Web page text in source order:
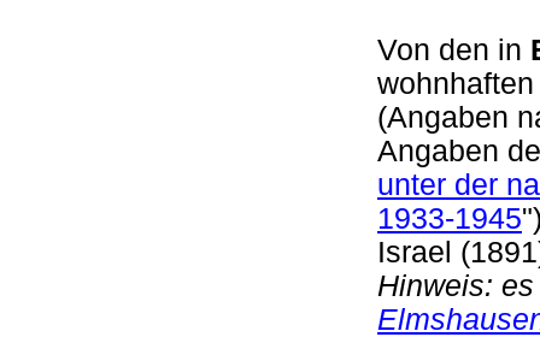
Von den in
(Angaben
Angaben
unter der
1933-1945
Israel
Hinweis: